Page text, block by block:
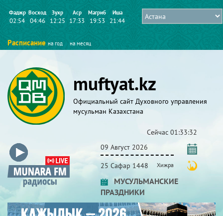
Фаджр
02:54
Восход
04:46
Зухр
12:25
Аср
17:33
Магриб
19:53
Иша
21:44
Расписание на год на месяц
muftyat.kz
Официальный сайт Духовного управления
мусульман Казахстана
Сейчас 01:33:32
09 Август 2026
25 Сафар 1448 Хижра
МУСУЛЬМАНСКИЕ
ПРАЗДНИКИ